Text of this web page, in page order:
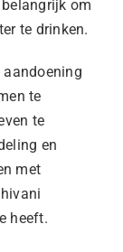
om
te drinken.
aandoening
te
te
en
met
heeft.